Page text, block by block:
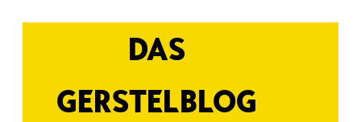
Inhalt
DAS
GERSTELBLOG